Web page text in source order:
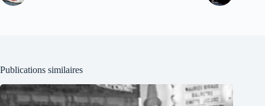
Publications similaires